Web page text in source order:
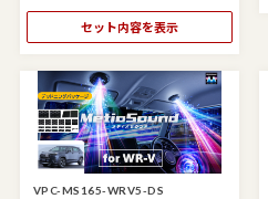
セット内容を表示
VPC-MS165-WRV5-DS